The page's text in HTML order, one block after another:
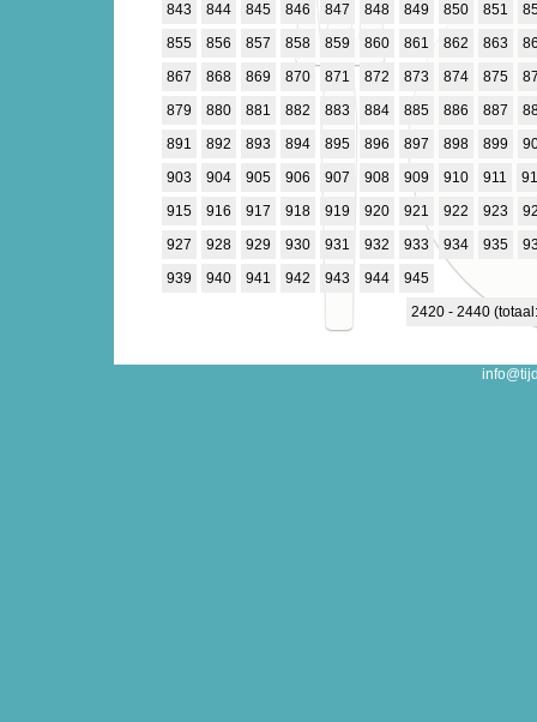
843
844 845 846 847 848 849 850 851
855
856 857 858 859 860 861 862 863
867
868 869 870 871 872 873 874 875
879
880 881 882 883 884 885 886 887
891
892 893 894 895 896 897 898 899
903
904 905 906 907 908 909 910 911
915
916 917 918 919 920 921 922 923
927
928 929 930 931 932 933 934 935
939
940 941 942 943 944
945
2420 - 2440